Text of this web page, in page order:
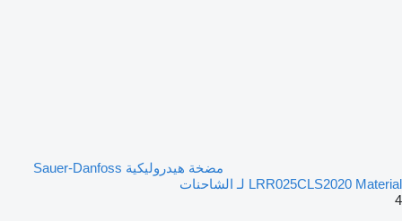
مضخة هيدروليكية Sauer-Danfoss
LRR025CLS2020 Material لـ الشاحنات
4